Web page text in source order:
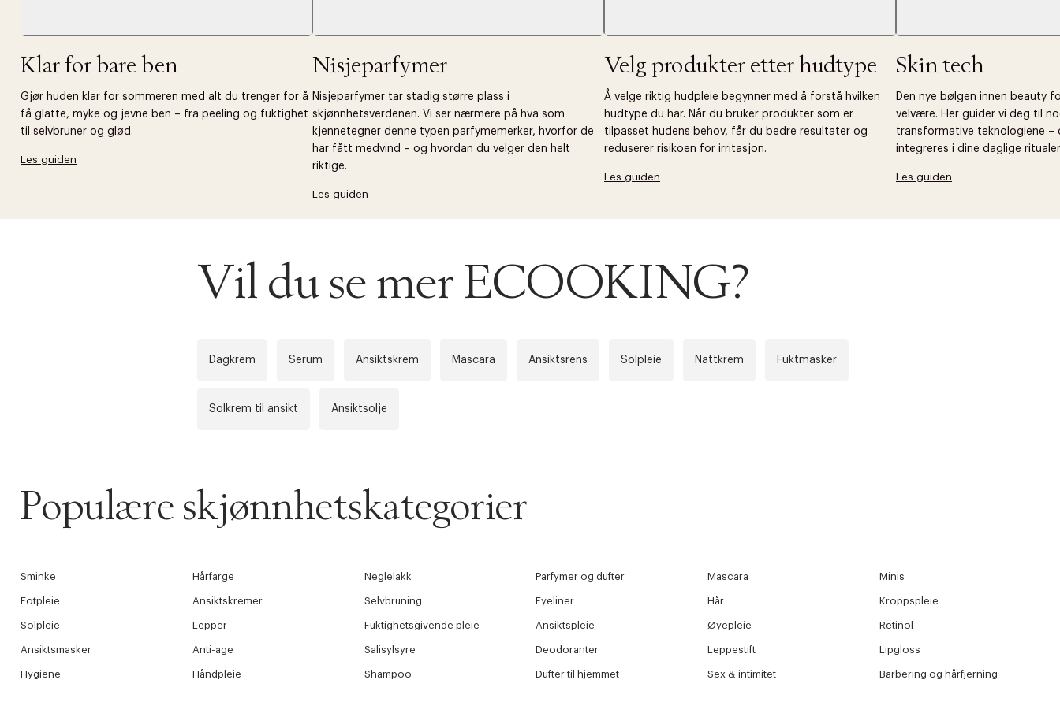
Klar for bare ben
Gjør huden klar for sommeren med alt du trenger for å
få glatte, myke og jevne ben – fra peeling og fuktighet
til selvbruner og glød.
Les guiden
Nisjeparfymer
Nisjeparfymer tar stadig større plass i
skjønnhetsverdenen. Vi ser nærmere på hva som
kjennetegner denne typen parfymemerker, hvorfor de
har fått medvind – og hvordan du velger den helt
riktige.
Les guiden
Velg produkter etter hudtype
Å velge riktig hudpleie begynner med å forstå hvilken
hudtype du har. Når du bruker produkter som er
tilpasset hudens behov, får du bedre resultater og
reduserer risikoen for irritasjon.
Les guiden
Skin tech
Den nye bølgen innen beauty
velvære. Her guider vi deg til
transformative teknologiene –
integreres i dine daglige
Les guiden
Vil du se mer ECOOKING?
Dagkrem Serum Ansiktskrem Mascara Ansiktsrens Solpleie Nattkrem Fuktmasker
Solkrem til ansikt Ansiktsolje
Populære skjønnhetskategorier
Sminke Hårfarge Neglelakk Parfymer og dufter Mascara Minis
Fotpleie Ansiktskremer Selvbruning Eyeliner Hår Kroppspleie
Solpleie Lepper Fuktighetsgivende pleie Ansiktspleie Øyepleie Retinol
Ansiktsmasker Anti-age Salisylsyre Deodoranter Leppestift Lipgloss
Hygiene Håndpleie Shampoo Dufter til hjemmet Sex & intimitet Barbering og hårfjerning